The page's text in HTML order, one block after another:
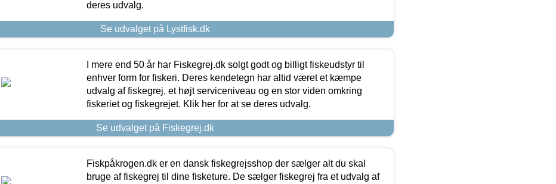
deres udvalg.
Se udvalget på Lystfisk.dk
I mere end 50 år har Fiskegrej.dk solgt godt og billigt fiskeudstyr til
enhver form for fiskeri. Deres kendetegn har altid været et kæmpe
udvalg af fiskegrej, et højt serviceniveau og en stor viden omkring
fiskeriet og fiskegrejet. Klik her for at se deres udvalg.
Se udvalget på Fiskegrej.dk
Fiskpåkrogen.dk er en dansk fiskegrejsshop der sælger alt du skal
bruge af fiskegrej til dine fisketure. De sælger fiskegrej fra et udvalg af